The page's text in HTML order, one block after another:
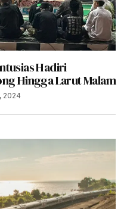
Hadiri
Hingga Larut Malam
2024